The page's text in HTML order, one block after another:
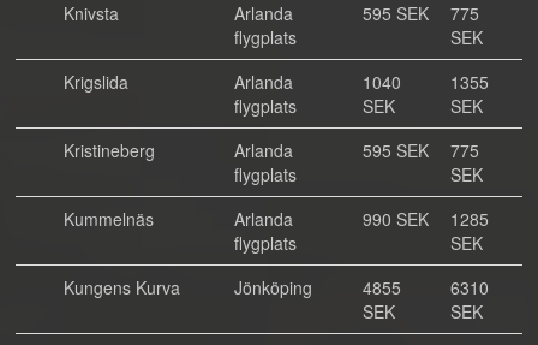
Knivsta
Arlanda
flygplats
595 SEK
775
SEK
Krigslida
Arlanda
flygplats
1040
SEK
1355
SEK
Kristineberg
Arlanda
flygplats
595 SEK
775
SEK
Kummelnäs
Arlanda
flygplats
990 SEK
1285
SEK
Kungens Kurva
Jönköping
4855
SEK
6310
SEK